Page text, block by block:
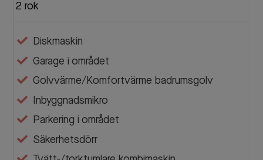
2 rok
Diskmaskin
Garage i området
Golvvärme/Komfortvärme badrumsgolv
Inbyggnadsmikro
Parkering i området
Säkerhetsdörr